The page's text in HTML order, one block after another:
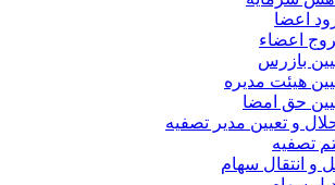
اعضا
اعضاء
بازرس
هیئت مدیره
حق امضا
و تعیین مدیر تصفیه
تصفیه
و انتقال سهام